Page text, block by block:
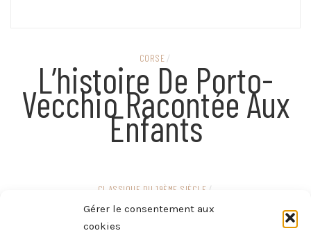
Gérer le consentement aux
cookies
CORSE /
L’histoire De Porto-
Vecchio Racontée Aux
Enfants
CLASSIQUE DU 19ÈME SIÈCLE /
Mateo Falcone